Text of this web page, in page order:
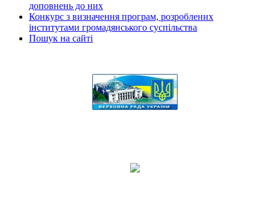
доповнень до них
Конкурс з визначення програм, розроблених
інститутами громадянського суспільства
Пошук на сайті